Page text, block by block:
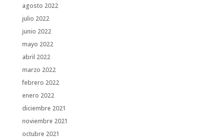
agosto 2022
julio 2022
junio 2022
mayo 2022
abril 2022
marzo 2022
febrero 2022
enero 2022
diciembre 2021
noviembre 2021
octubre 2021